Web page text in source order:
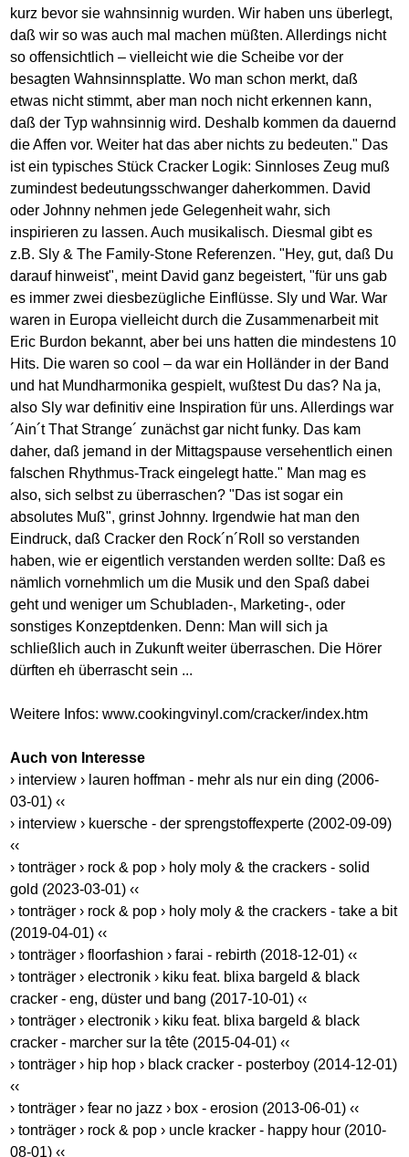
kurz bevor sie wahnsinnig wurden. Wir haben uns überlegt,
daß wir so was auch mal machen müßten. Allerdings nicht
so offensichtlich – vielleicht wie die Scheibe vor der
besagten Wahnsinnsplatte. Wo man schon merkt, daß
etwas nicht stimmt, aber man noch nicht erkennen kann,
daß der Typ wahnsinnig wird. Deshalb kommen da dauernd
die Affen vor. Weiter hat das aber nichts zu bedeuten." Das
ist ein typisches Stück Cracker Logik: Sinnloses Zeug muß
zumindest bedeutungsschwanger daherkommen. David
oder Johnny nehmen jede Gelegenheit wahr, sich
inspirieren zu lassen. Auch musikalisch. Diesmal gibt es
z.B. Sly & The Family-Stone Referenzen. "Hey, gut, daß Du
darauf hinweist", meint David ganz begeistert, "für uns gab
es immer zwei diesbezügliche Einflüsse. Sly und War. War
waren in Europa vielleicht durch die Zusammenarbeit mit
Eric Burdon bekannt, aber bei uns hatten die mindestens 10
Hits. Die waren so cool – da war ein Holländer in der Band
und hat Mundharmonika gespielt, wußtest Du das? Na ja,
also Sly war definitiv eine Inspiration für uns. Allerdings war
´Ain´t That Strange´ zunächst gar nicht funky. Das kam
daher, daß jemand in der Mittagspause versehentlich einen
falschen Rhythmus-Track eingelegt hatte." Man mag es
also, sich selbst zu überraschen? "Das ist sogar ein
absolutes Muß", grinst Johnny. Irgendwie hat man den
Eindruck, daß Cracker den Rock´n´Roll so verstanden
haben, wie er eigentlich verstanden werden sollte: Daß es
nämlich vornehmlich um die Musik und den Spaß dabei
geht und weniger um Schubladen-, Marketing-, oder
sonstiges Konzeptdenken. Denn: Man will sich ja
schließlich auch in Zukunft weiter überraschen. Die Hörer
dürften eh überrascht sein ...
Weitere Infos:www.cookingvinyl.com/cracker/index.htm
Auch von Interesse
› interview › lauren hoffman - mehr als nur ein ding (2006-
03-01) ‹‹
› interview › kuersche - der sprengstoffexperte (2002-09-09)
‹‹
› tonträger › rock & pop › holy moly & the crackers - solid
gold (2023-03-01) ‹‹
› tonträger › rock & pop › holy moly & the crackers - take a bit
(2019-04-01) ‹‹
› tonträger › floorfashion › farai - rebirth (2018-12-01) ‹‹
› tonträger › electronik › kiku feat. blixa bargeld & black
cracker - eng, düster und bang (2017-10-01) ‹‹
› tonträger › electronik › kiku feat. blixa bargeld & black
cracker - marcher sur la tête (2015-04-01) ‹‹
› tonträger › hip hop › black cracker - posterboy (2014-12-01)
‹‹
› tonträger › fear no jazz › box - erosion (2013-06-01) ‹‹
› tonträger › rock & pop › uncle kracker - happy hour (2010-
08-01) ‹‹